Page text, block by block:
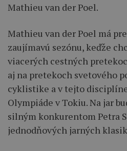
Mathieu van der Poel.
Mathieu van der Poel má
zaujímavú sezónu, keďže
viacerých cestných
aj na pretekoch svetového
cyklistike a v tejto
Olympiáde v Tokiu. Na jar
silným konkurentom Petra
jednodňových jarných